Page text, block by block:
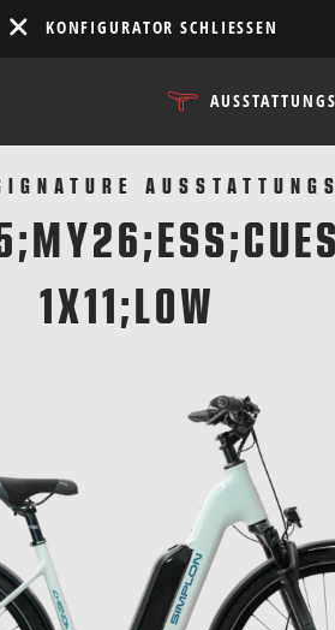
KONFIGURATOR SCHLIESSEN
1X11;LOW